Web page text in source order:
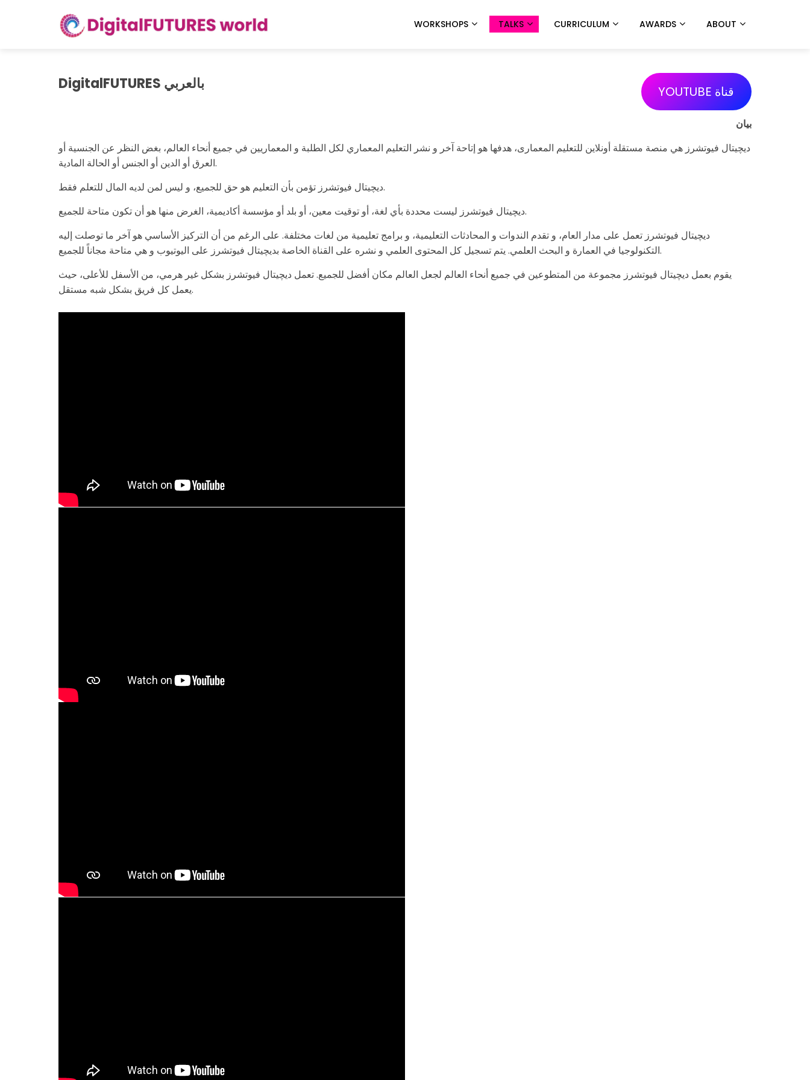
WORKSHOPS TALKS CURRICULUM AWARDS ABOUT
DigitalFUTURES بالعربي YOUTUBE قناة
بيان
ديچيتال فيوتشرز هي منصة مستقلة أونلاين للتعليم المعمارى، هدفها هو إتاحة آخر و نشر التعليم المعماري لكل الطلبة و المعماريين في جميع أنحاء العالم، بغض النظر عن الجنسية أو
العرق أو الدين أو الجنس أو الحالة المادية.
ديچيتال فيوتشرز تؤمن بأن التعليم هو حق للجميع، و ليس لمن لديه المال للتعلم فقط.
ديچيتال فيوتشرز ليست محددة بأي لغة، أو توقيت معين، أو بلد أو مؤسسة أكاديمية، الغرض منها هو أن تكون متاحة للجميع.
ديچيتال فيوتشرز تعمل على مدار العام، و تقدم الندوات و المحادثات التعليمية، و برامج تعليمية من لغات مختلفة. على الرغم من أن التركيز الأساسي هو آخر ما توصلت إليه
التكنولوجيا في العمارة و البحث العلمي. يتم تسجيل كل المحتوى العلمي و نشره على القناة الخاصة بديچيتال فيوتشرز على اليوتيوب و هي متاحة مجاناً للجميع.
يقوم بعمل ديچيتال فيوتشرز مجموعة من المتطوعين في جميع أنحاء العالم لجعل العالم مكان أفضل للجميع. تعمل ديچيتال فيوتشرز بشكل غير هرمي، من الأسفل للأعلى، حيث
يعمل كل فريق بشكل شبه مستقل.